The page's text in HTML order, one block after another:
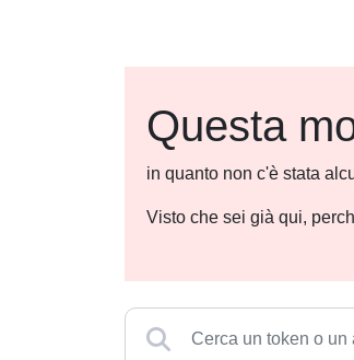
Questa
in quanto non c'è stata
Visto che sei già qui,